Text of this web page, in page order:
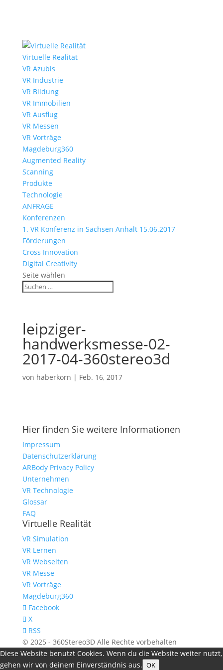
Virtuelle Realität
VR Azubis
VR Industrie
VR Bildung
VR Immobilien
VR Ausflug
VR Messen
VR Vorträge
Magdeburg360
Augmented Reality
Scanning
Produkte
Technologie
ANFRAGE
Konferenzen
1. VR Konferenz in Sachsen Anhalt 15.06.2017
Förderungen
Cross Innovation
Digital Creativity
Seite wählen
leipziger-
handwerksmesse-02-
2017-04-360stereo3d
von haberkorn | Feb. 16, 2017
Hier finden Sie weitere Informationen
Impressum
Datenschutzerklärung
ARBody Privacy Policy
Unternehmen
VR Technologie
Glossar
FAQ
Virtuelle Realität
VR Simulation
VR Lernen
VR Webseiten
VR Messe
VR Vorträge
Magdeburg360
Facebook
X
RSS
© 2025 - 360Stereo3D Alle Rechte vorbehalten
Diese Website benutzt Cookies. Wenn du die Website weiter nutzt,
gehen wir von deinem Einverständnis aus. OK